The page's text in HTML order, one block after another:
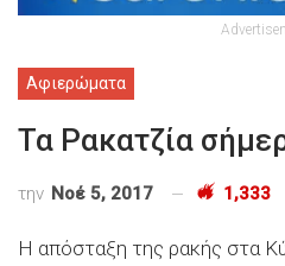
Αφιερώματα
Τα Ρακατζία
την Νοέ 5, 2017 1,333
Η απόσταξη της ρακής στα